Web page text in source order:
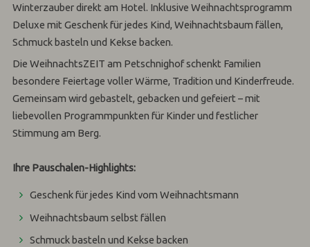
Winterzauber direkt am Hotel. Inklusive Weihnachtsprogramm
Deluxe mit Geschenk für jedes Kind, Weihnachtsbaum fällen,
Schmuck basteln und Kekse backen.
Die WeihnachtsZEIT am Petschnighof schenkt Familien
besondere Feiertage voller Wärme, Tradition und Kinderfreude.
Gemeinsam wird gebastelt, gebacken und gefeiert – mit
liebevollen Programmpunkten für Kinder und festlicher
Stimmung am Berg.
Ihre Pauschalen-Highlights:
Geschenk für jedes Kind vom Weihnachtsmann
Weihnachtsbaum selbst fällen
Schmuck basteln und Kekse backen